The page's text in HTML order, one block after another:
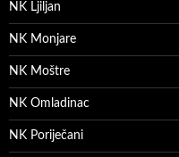
NK Ljiljan
NK Monjare
NK Moštre
NK Omladinac
NK Poriječani